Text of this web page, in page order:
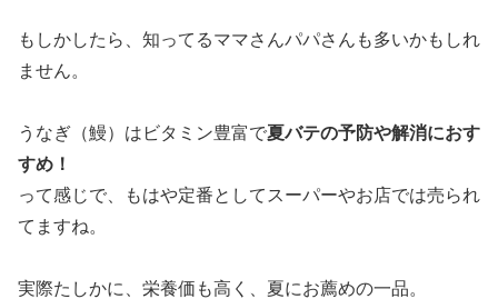
もしかしたら、知ってるママさんパパさんも多いかもしれ
ません。
うなぎ（鰻）はビタミン豊富で夏バテの予防や解消におす
すめ！
って感じで、もはや定番としてスーパーやお店では売られ
てますね。
実際たしかに、栄養価も高く、夏にお薦めの一品。